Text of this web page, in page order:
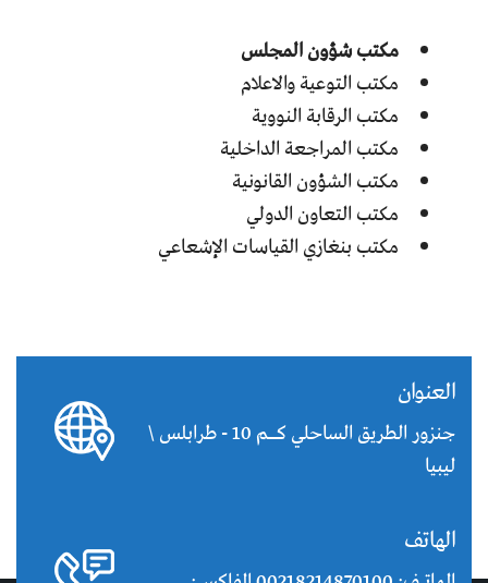
مكتب شؤون المجلس
مكتب التوعية والاعلام
مكتب الرقابة النووية
مكتب المراجعة الداخلية
مكتب الشؤون القانونية
مكتب التعاون الدولي
مكتب بنغازي القياسات الإشعاعي
العنوان
جنزور الطريق الساحلي كــم 10 - طرابلس \
ليبيا
الهاتف